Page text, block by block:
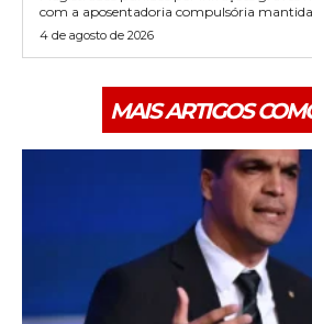
com a aposentadoria compulsória mantida
4 de agosto de 2026
MAIS ARTIGOS